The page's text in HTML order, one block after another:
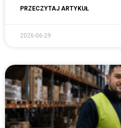
PRZECZYTAJ ARTYKUŁ
2026-06-29